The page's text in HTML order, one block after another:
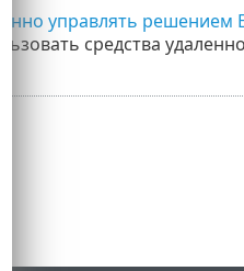
управлять решением
средства